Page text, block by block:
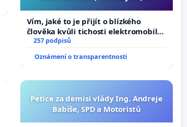
auta!
Vím, jaké to je přijít o blízkého
člověka kvůli tichosti elektromobilů,
nečekejme, až přibydou další,
257 podpisů
Oznámení o transparentnosti
Petice za demisi vlády Ing. Andreje
Babiše, SPD a Motoristů